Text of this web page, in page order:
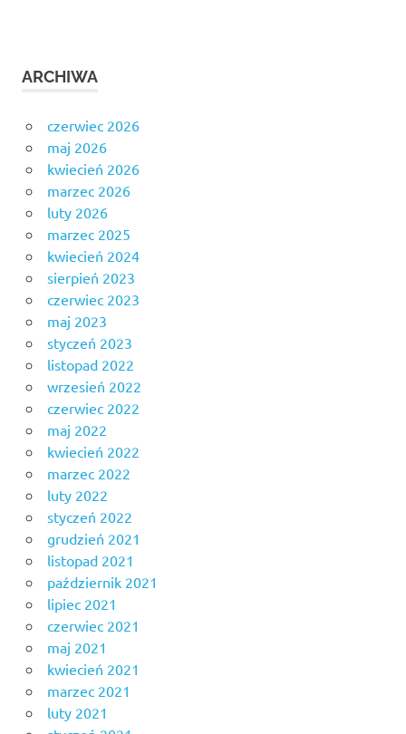
ARCHIWA
czerwiec 2026
maj 2026
kwiecień 2026
marzec 2026
luty 2026
marzec 2025
kwiecień 2024
sierpień 2023
czerwiec 2023
maj 2023
styczeń 2023
listopad 2022
wrzesień 2022
czerwiec 2022
maj 2022
kwiecień 2022
marzec 2022
luty 2022
styczeń 2022
grudzień 2021
listopad 2021
październik 2021
lipiec 2021
czerwiec 2021
maj 2021
kwiecień 2021
marzec 2021
luty 2021